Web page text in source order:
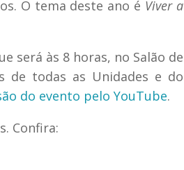
O tema deste ano é Viver a
será às 8 horas, no Salão de
de todas as Unidades e do
do evento pelo YouTube.
Confira: